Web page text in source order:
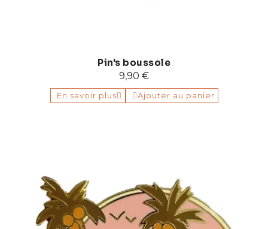
Pin's boussole
9,90 €
En savoir plus Ajouter au panier